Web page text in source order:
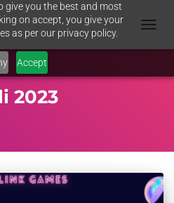
give you the best and most
on accept, you give your
as per our privacy policy.
Accept
2023